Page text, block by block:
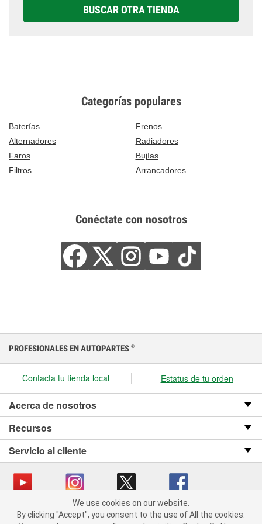
BUSCAR OTRA TIENDA
Categorías populares
Baterías
Frenos
Alternadores
Radiadores
Faros
Bujías
Filtros
Arrancadores
Conéctate con nosotros
We use cookies on our website. By clicking "Accept", you consent
to the use of All the cookies.
PROFESIONALES EN AUTOPARTES ®
Contacta tu tienda local Estatus de tu orden
Acerca de nosotros
Recursos
Servicio al cliente
Copyright © 2008-2026 O’Reilly Auto Parts v OST_3.2.0.0.729 (3) cv1361
We use cookies on our website.
By clicking "Accept", you consent to the use of All the cookies.